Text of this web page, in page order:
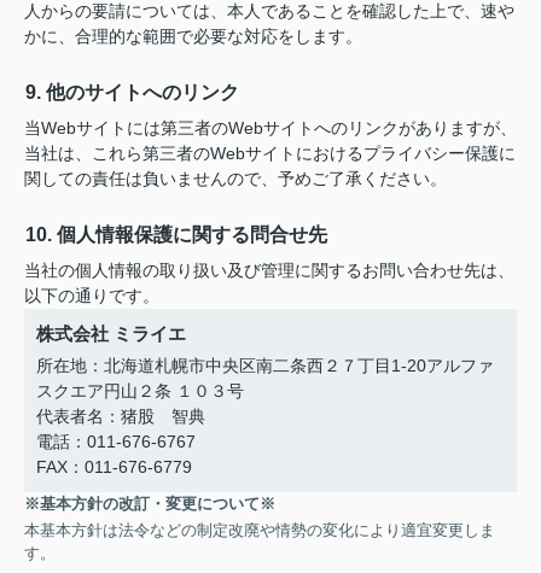
人からの要請については、本人であることを確認した上で、速や
かに、合理的な範囲で必要な対応をします。
9. 他のサイトへのリンク
当Webサイトには第三者のWebサイトへのリンクがありますが、
当社は、これら第三者のWebサイトにおけるプライバシー保護に
関しての責任は負いませんので、予めご了承ください。
10. 個人情報保護に関する問合せ先
当社の個人情報の取り扱い及び管理に関するお問い合わせ先は、
以下の通りです。
株式会社 ミライエ
所在地：北海道札幌市中央区南二条西２７丁目1-20アルファ
スクエア円山２条 １０３号
代表者名：猪股 智典
電話：011-676-6767
FAX：011-676-6779
※基本方針の改訂・変更について※
本基本方針は法令などの制定改廃や情勢の変化により適宜変更しま
す。